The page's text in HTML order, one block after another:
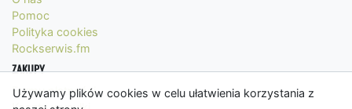
Używamy plików cookies w celu ułatwienia korzystania z
Pomoc
Polityka cookies
Rockserwis.fm
ZAKUPY
Formy płatności